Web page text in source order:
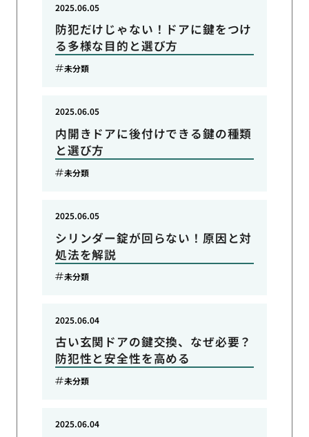
防犯だけじゃない！ドアに鍵をつけ
る多様な目的と選び方
2025.06.05
未分類
内開きドアに後付けできる鍵の種類
と選び方
2025.06.05
未分類
シリンダー錠が回らない！原因と対
処法を解説
2025.06.05
未分類
古い玄関ドアの鍵交換、なぜ必要？
防犯性と安全性を高める
2025.06.04
未分類
2025.06.04